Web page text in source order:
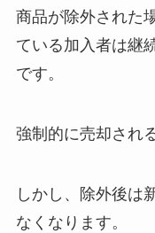
商品が除外された
ている加入者は継
です。
強制的に売却され
しかし、除外後は
なくなります。